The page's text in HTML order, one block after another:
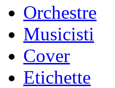
Orchestre
Musicisti
Cover
Etichette